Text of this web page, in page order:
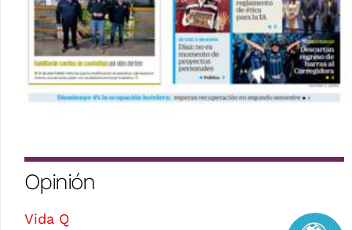
Opinión
Vida Q